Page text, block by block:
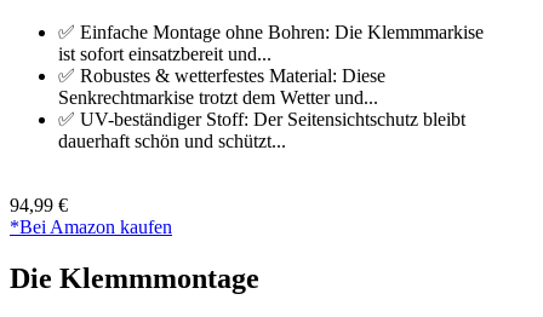
✅ Einfache Montage ohne Bohren: Die Klemmmarkise
ist sofort einsatzbereit und...
✅ Robustes & wetterfestes Material: Diese
Senkrechtmarkise trotzt dem Wetter und...
✅ UV-beständiger Stoff: Der Seitensichtschutz bleibt
dauerhaft schön und schützt...
94,99 €
*Bei Amazon kaufen
Die Klemmmontage